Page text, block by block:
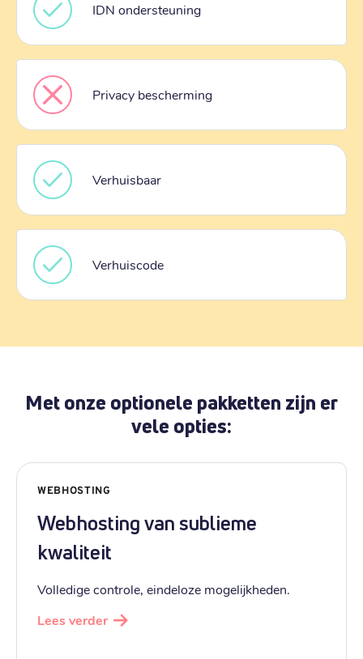
IDN ondersteuning
Privacy bescherming
Verhuisbaar
Verhuiscode
Met onze optionele pakketten zijn er
vele opties:
WEBHOSTING
Webhosting van sublieme
kwaliteit
Volledige controle, eindeloze mogelijkheden.
Lees verder